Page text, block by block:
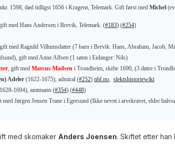
1598, død tidligst 1656 i Kragerø, Telemark. Gift først med Michel
med Hans Andersen i Brevik, Telemark. (#183) (#254)
med Ragnild Villumsdatter (7 barn i Brevik: Hans, Abraham, Jacob,
gift med Anne Alfsen (1 sønn i Eidanger: Nils)
, gift med Marcus Madsen i Trondheim, skifte 1690, (3 døtre i
Adeler (1622-1675), admiral (#252) nbl.no, slektshistoriewiki
1694), amtmann (#354) (#448)
med Jørgen Jensen Trane i Egersund (Ikke nevnt i arvekravet, eldre
med skomaker Anders Joensen. Skiftet etter han